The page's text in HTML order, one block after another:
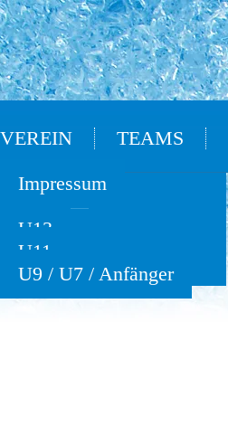
VEREIN TEAMS
Oldies
U13
U11
U9 / U7 / Anfänger
Impressum